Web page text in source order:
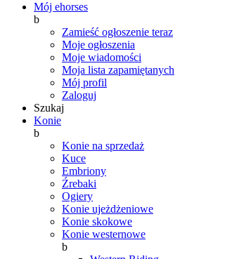
Mój ehorses
b
Zamieść ogłoszenie teraz
Moje ogłoszenia
Moje wiadomości
Moja lista zapamiętanych
Mój profil
Zaloguj
Szukaj
Konie
b
Konie na sprzedaż
Kuce
Embriony
Źrebaki
Ogiery
Konie ujeżdżeniowe
Konie skokowe
Konie westernowe
b